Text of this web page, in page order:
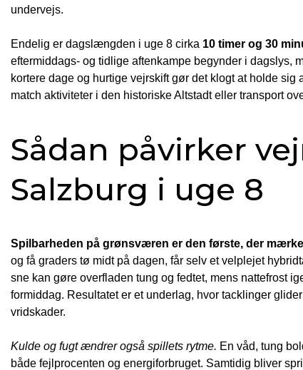
undervejs.
Endelig er dagslængden i uge 8 cirka 10 timer og 30
eftermiddags- og tidlige aftenkampe begynder i dagslys,
kortere dage og hurtige vejrskift gør det klogt at holde
match aktiviteter i den historiske Altstadt eller transport
Sådan påvirker
Salzburg i uge 8
Spilbarheden på grønsværen er den første, der
og få graders tø midt på dagen, får selv et velplejet
sne kan gøre overfladen tung og fedtet, mens nattefrost
formiddag. Resultatet er et underlag, hvor tacklinger
vridskader.
Kulde og fugt ændrer også spillets rytme. En våd, tung
både fejlprocenten og energiforbruget. Samtidig bliver